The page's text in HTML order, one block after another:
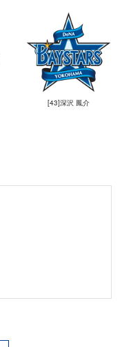
[43]深沢 鳳介